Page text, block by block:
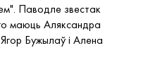
Паводле звестак
маюць Аляксандра
Бужылаў і Алена